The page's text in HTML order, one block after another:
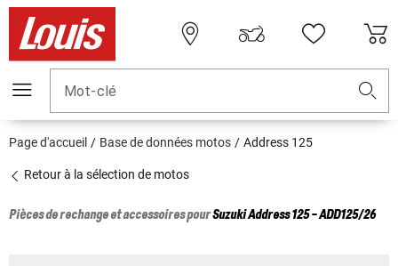
Mot-clé
Page d'accueil Base de données motos Address 125
Retour à la sélection de motos
Pièces de rechange et accessoires pourSuzukiAddress 125 - ADD125/26